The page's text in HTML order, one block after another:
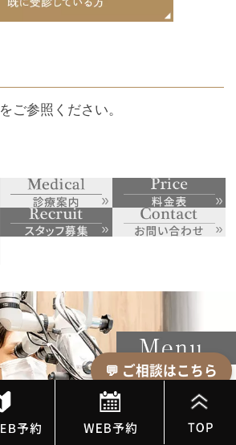
をご参照ください。
歯の神経を
守る治療
回避する治療
💬 ご相談はこちら